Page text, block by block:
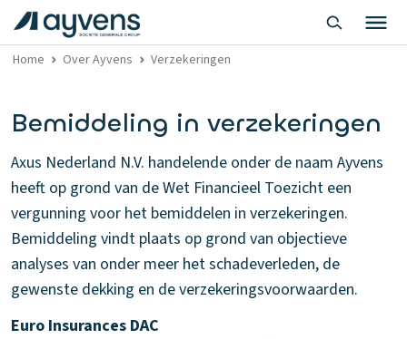
Home Over Ayvens Verzekeringen
Bemiddeling in verzekeringen
Axus Nederland N.V. handelende onder de naam Ayvens
heeft op grond van de Wet Financieel Toezicht een
vergunning voor het bemiddelen in verzekeringen.
Bemiddeling vindt plaats op grond van objectieve
analyses van onder meer het schadeverleden, de
gewenste dekking en de verzekeringsvoorwaarden.
Euro Insurances DAC